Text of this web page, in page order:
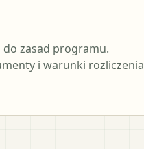
zasad programu.
i warunki rozliczenia